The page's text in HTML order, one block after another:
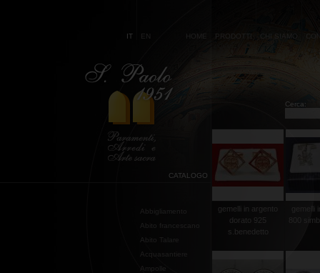
IT EN HOME PRODOTTI CHI SIAMO
Cerca:
CATALOGO
Abbigliamento
Abito francescano
Abito Talare
Acquasantiere
Ampolle
gemelli in argento
dorato 925
s.benedetto
gemelli
800